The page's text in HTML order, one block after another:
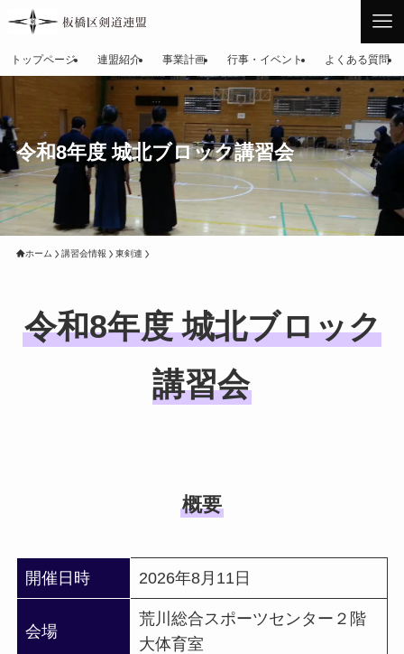
トップページ 連盟紹介 事業計画 行事・イベント よくある質問
令和8年度 城北ブロック講習会
ホーム 講習会情報 東剣連
令和8年度 城北ブロック
講習会
概要
開催日時 2026年8月11日
会場
荒川総合スポーツセンター２階
大体育室